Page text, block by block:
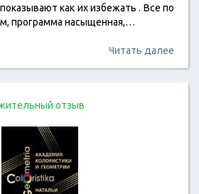
как их избежать . Все по
программа насыщенная,…
Читать далее
отзыв